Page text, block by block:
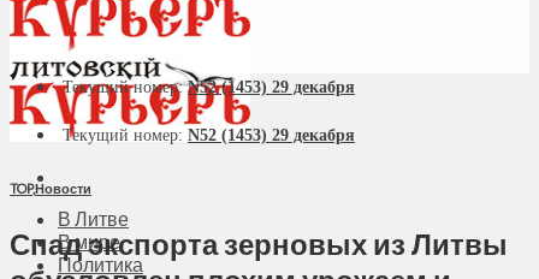
В Литве
В мире
Политика
Текущий номер:N52 (1453) 29 декабря
Текущий номер: N52 (1453) 29 декабря
TOP,Новости
Спад экспорта зерновых из Литвы